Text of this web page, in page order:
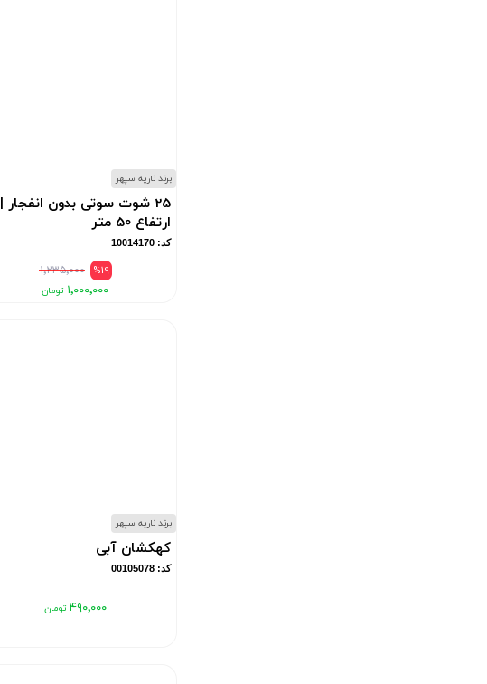
برند ناریه سپهر
25 شوت سوتی بدون انفجار |
ارتفاع 50 متر
کد: 10014170
%19 ۱٬۲۳۵٬۰۰۰
۱٬۰۰۰٬۰۰۰
برند ناریه سپهر
کهکشان آبی
کد: 00105078
۴۹۰٬۰۰۰